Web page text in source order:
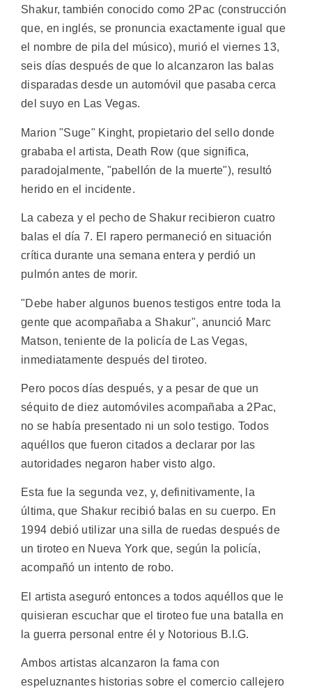
Shakur, también conocido como 2Pac (construcción
que, en inglés, se pronuncia exactamente igual que
el nombre de pila del músico), murió el viernes 13,
seis días después de que lo alcanzaron las balas
disparadas desde un automóvil que pasaba cerca
del suyo en Las Vegas.
Marion "Suge" Kinght, propietario del sello donde
grababa el artista, Death Row (que significa,
paradojalmente, "pabellón de la muerte"), resultó
herido en el incidente.
La cabeza y el pecho de Shakur recibieron cuatro
balas el día 7. El rapero permaneció en situación
crítica durante una semana entera y perdió un
pulmón antes de morir.
"Debe haber algunos buenos testigos entre toda la
gente que acompañaba a Shakur", anunció Marc
Matson, teniente de la policía de Las Vegas,
inmediatamente después del tiroteo.
Pero pocos días después, y a pesar de que un
séquito de diez automóviles acompañaba a 2Pac,
no se había presentado ni un solo testigo. Todos
aquéllos que fueron citados a declarar por las
autoridades negaron haber visto algo.
Esta fue la segunda vez, y, definitivamente, la
última, que Shakur recibió balas en su cuerpo. En
1994 debió utilizar una silla de ruedas después de
un tiroteo en Nueva York que, según la policía,
acompañó un intento de robo.
El artista aseguró entonces a todos aquéllos que le
quisieran escuchar que el tiroteo fue una batalla en
la guerra personal entre él y Notorious B.I.G.
Ambos artistas alcanzaron la fama con
espeluznantes historias sobre el comercio callejero